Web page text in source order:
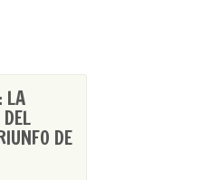
LA
DE